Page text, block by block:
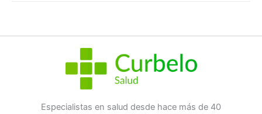
No hay preguntas todavía
Especialistas en salud desde hace más de 40